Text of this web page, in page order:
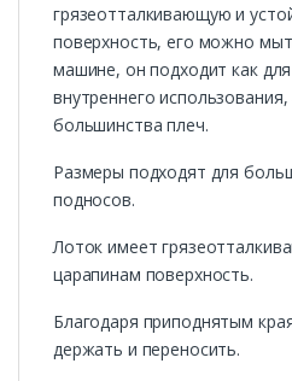
грязеотталкивающую и
поверхность, его можно
машине, он подходит как
внутреннего
большинства плеч.
Размеры подходят для
подносов.
Лоток имеет
царапинам поверхность.
Благодаря приподнятым
держать и переносить.